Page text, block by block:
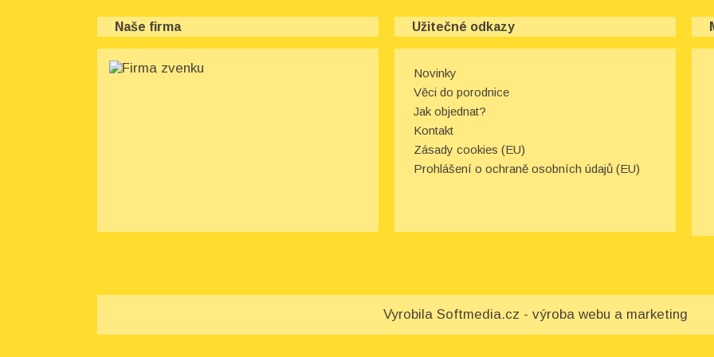
Naše firma Užitečné odkazy
Novinky
Věci do porodnice
Jak objednat?
Kontakt
Zásady cookies (EU)
Prohlášení o ochraně osobních údajů (EU)
Vyrobila Softmedia.cz - výroba webu a marketing